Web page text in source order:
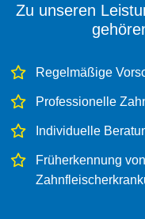
Zu unseren
Regelmäßige
Professionelle
Individuelle
Früherkennung